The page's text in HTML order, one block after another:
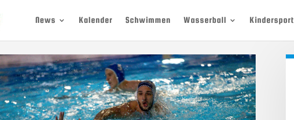
News Kalender Schwimmen Wasserball Kindersport